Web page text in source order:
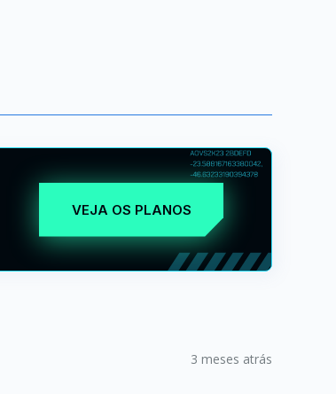
VEJA OS PLANOS
3 meses atrás